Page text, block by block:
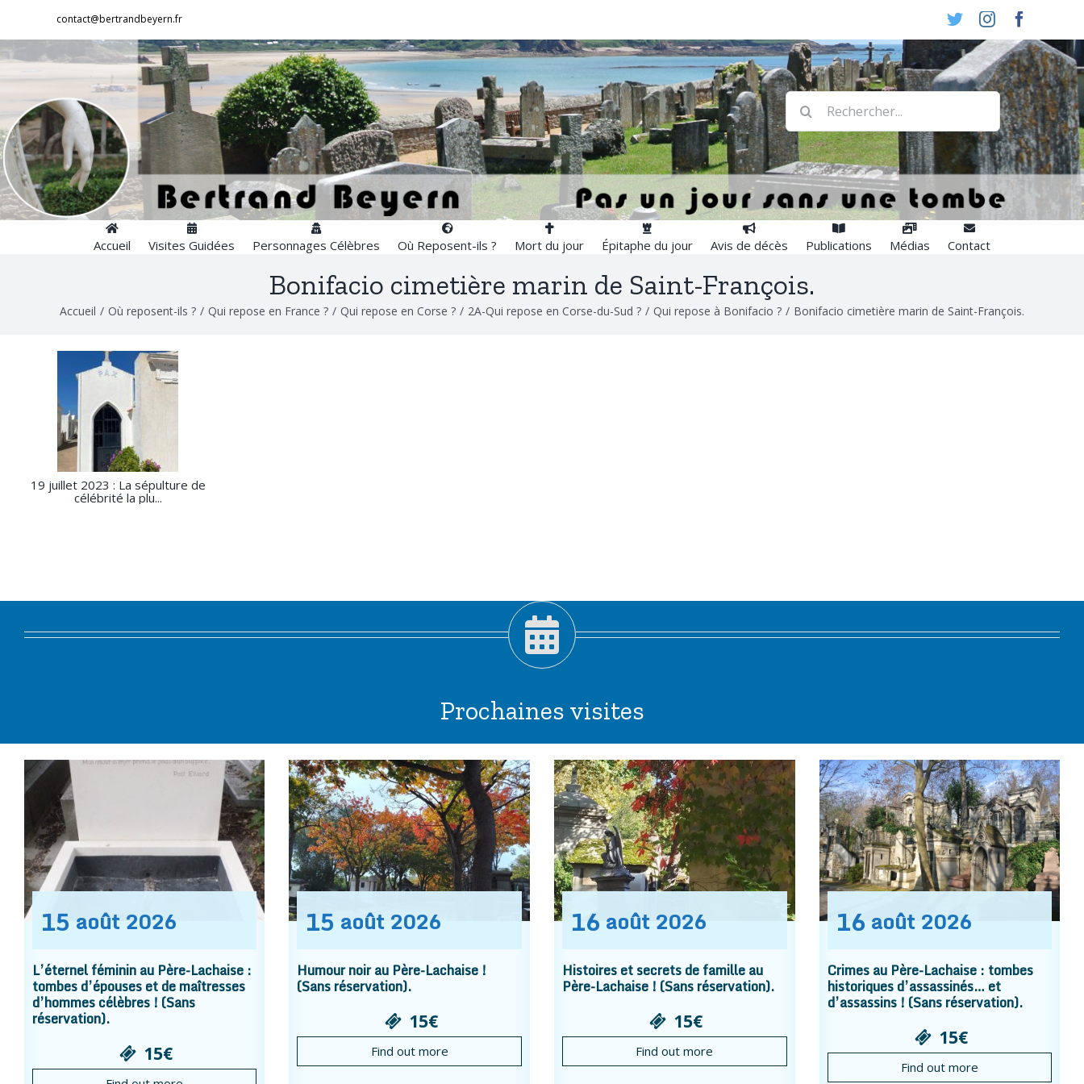
contenu
contact@bertrandbeyern.fr TwitterInstagram
Rechercher:
Accueil Visites Guidées Personnages Célèbres Où Reposent-ils ? Mort du jour Épitaphe du jour Avis de décès Publications Médias Contact
Bonifacio cimetière marin de Saint-François.
Accueil / Où reposent-ils ? / Qui repose en France ? / Qui repose en Corse ? / 2A-Qui repose en Corse-du-Sud ? / Qui repose à Bonifacio ? / Bonifacio cimetière marin de Saint-François.
19 juillet 2023 : La sépulture de
célébrité la plu...
Prochaines visites
15 août 2026
L’éternel féminin au Père-Lachaise :
tombes d’épouses et de maîtresses
d’hommes célèbres ! (Sans
réservation).
15€
15 août 2026
Humour noir au Père-Lachaise !
(Sans réservation).
15€
Find out more
16 août 2026
Histoires et secrets de famille au
Père-Lachaise ! (Sans réservation).
15€
Find out more
16 août 2026
Crimes au Père-Lachaise : tombes
historiques d’assassinés… et
d’assassins ! (Sans réservation).
15€
Find out more